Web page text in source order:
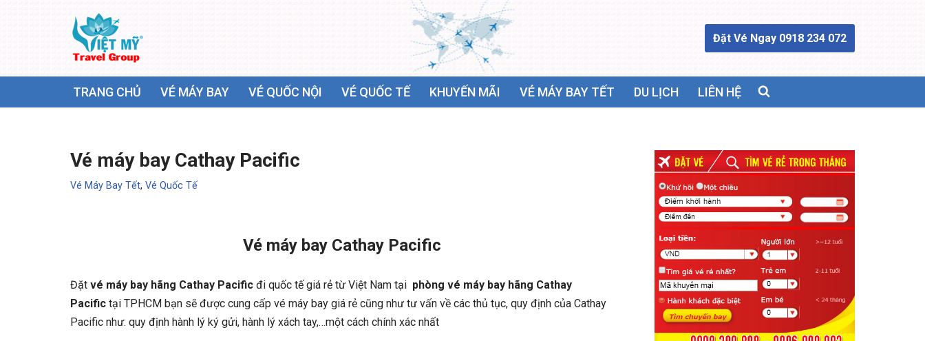
nội
Đặt Vé Ngay 0918 234 072
TRANG CHỦ VÉ MÁY BAY VÉ QUỐC NỘI VÉ QUỐC TẾ KHUYẾN MÃI VÉ MÁY BAY TẾT DU LỊCH LIÊN HỆ
Vé máy bay Cathay Pacific
Vé Máy Bay Tết, Vé Quốc Tế
Vé máy bay Cathay Pacific
Đặt vé máy bay hãng Cathay Pacific đi quốc tế giá rẻ từ Việt Nam tại phòng vé máy bay hãng Cathay
Pacific tại TPHCM bạn sẽ được cung cấp vé máy bay giá rẻ cũng như tư vấn về các thủ tục, quy định của Cathay
Pacific như: quy định hành lý ký gửi, hành lý xách tay,…một cách chính xác nhất